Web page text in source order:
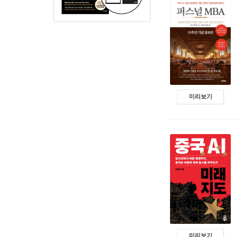
미리보기
미리보기